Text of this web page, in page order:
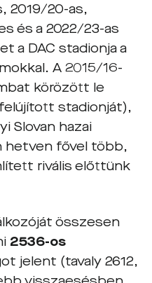
2019/20-as,
és a 2022/23-as
a DAC stadionja a
A 2015/16-
körözött le
stadionját),
Slovan hazai
hetven fővel több,
rivális előttünk
összesen
2536-os
jelent (tavaly 2612,